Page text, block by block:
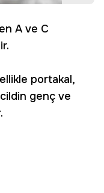
A ve C
portakal,
genç ve